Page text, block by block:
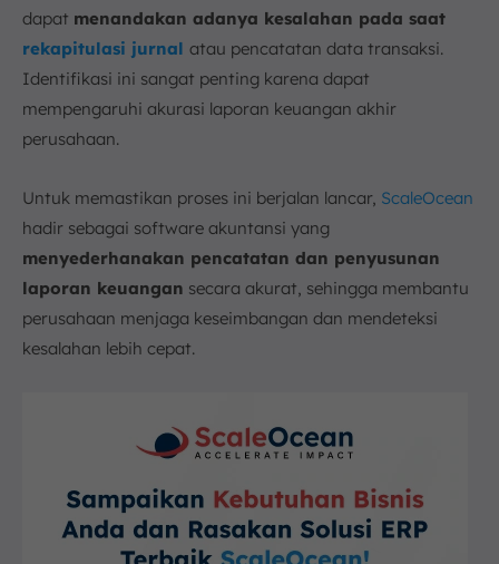
dapat menandakan adanya kesalahan pada saat
rekapitulasi jurnal atau pencatatan data transaksi.
Identifikasi ini sangat penting karena dapat
mempengaruhi akurasi laporan keuangan akhir
perusahaan.
Untuk memastikan proses ini berjalan lancar, ScaleOcean
hadir sebagai software akuntansi yang
menyederhanakan pencatatan dan penyusunan
laporan keuangan secara akurat, sehingga membantu
perusahaan menjaga keseimbangan dan mendeteksi
kesalahan lebih cepat.